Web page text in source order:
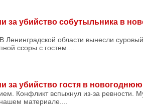
за убийство собутыльника в
области вынесли
ссоры с гостем....
за убийство гостя в
Конфликт вспыхнул из-за ревности.
материале....